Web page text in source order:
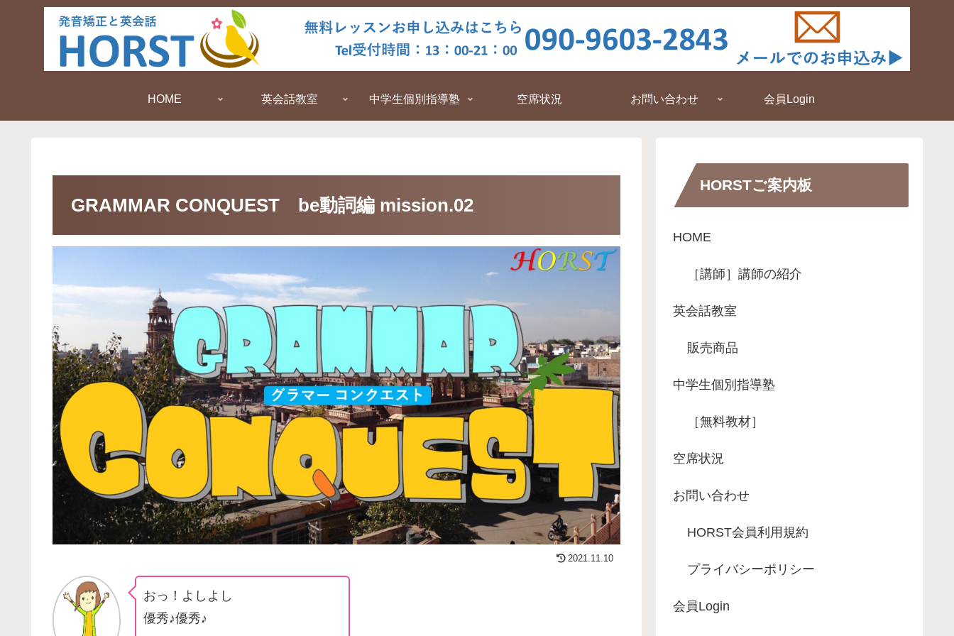
HOME 英会話教室 中学生個別指導塾 空席状況 お問い合わせ 会員Login
GRAMMAR CONQUEST be動詞編 mission.02
2021.11.10
おっ！よしよし
優秀♪優秀♪
HORSTご案内板
HOME
［講師］講師の紹介
英会話教室
販売商品
中学生個別指導塾
［無料教材］
空席状況
お問い合わせ
HORST会員利用規約
プライバシーポリシー
会員Login